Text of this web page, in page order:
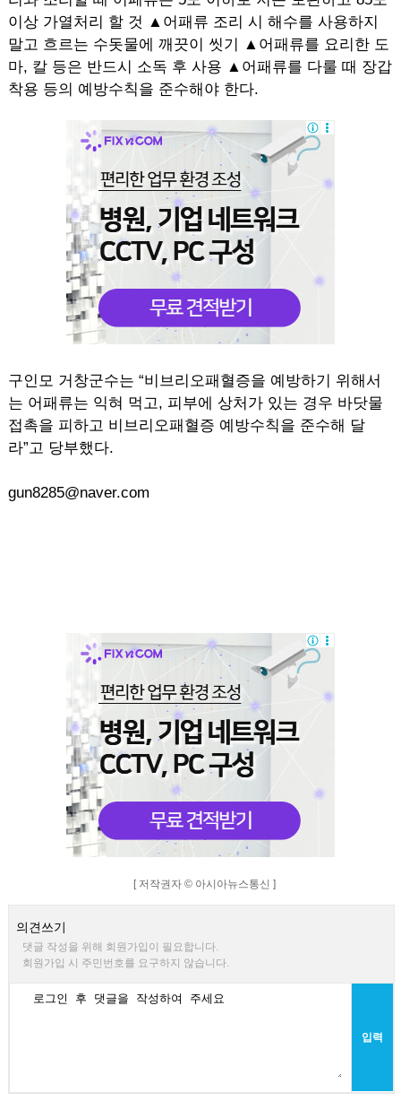
이상 가열처리 할 것 ▲어패류 조리 시 해수를 사용하지
말고 흐르는 수돗물에 깨끗이 씻기 ▲어패류를 요리한 도
마, 칼 등은 반드시 소독 후 사용 ▲어패류를 다룰 때 장갑
착용 등의 예방수칙을 준수해야 한다.
구인모 거창군수는 “비브리오패혈증을 예방하기 위해서
는 어패류는 익혀 먹고, 피부에 상처가 있는 경우 바닷물
접촉을 피하고 비브리오패혈증 예방수칙을 준수해 달
라”고 당부했다.
gun8285@naver.com
[ 저작권자 © 아시아뉴스통신 ]
의견쓰기
댓글 작성을 위해 회원가입이 필요합니다.
회원가입 시 주민번호를 요구하지 않습니다.
입력